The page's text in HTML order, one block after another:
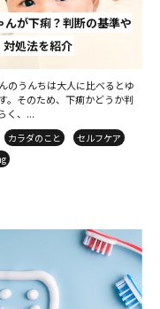
んが下痢？判断の基準や
対処法を紹介
のうんちは大人に比べるとゆ
。そのため、下痢かどうか判
く、...
カラダのこと
セルフケア